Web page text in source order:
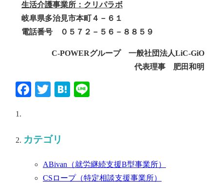
生活介護事業所：クリパラボ
岐阜県多治見市本町４－６１
電話番号 ０５７２－５６－８８５９
C-POWERグループ 一般社団法人LiC-GiO
代表理事 肥田和明
Facebook
TwitterHatena
カテゴリ
ABivan （就労継続支援B型事業所）
CSロープ （特定相談支援事業所）